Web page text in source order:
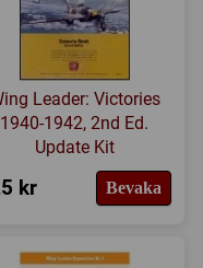
Leader: Victories
1940-1942, 2nd Ed.
Update Kit
kr Bevaka